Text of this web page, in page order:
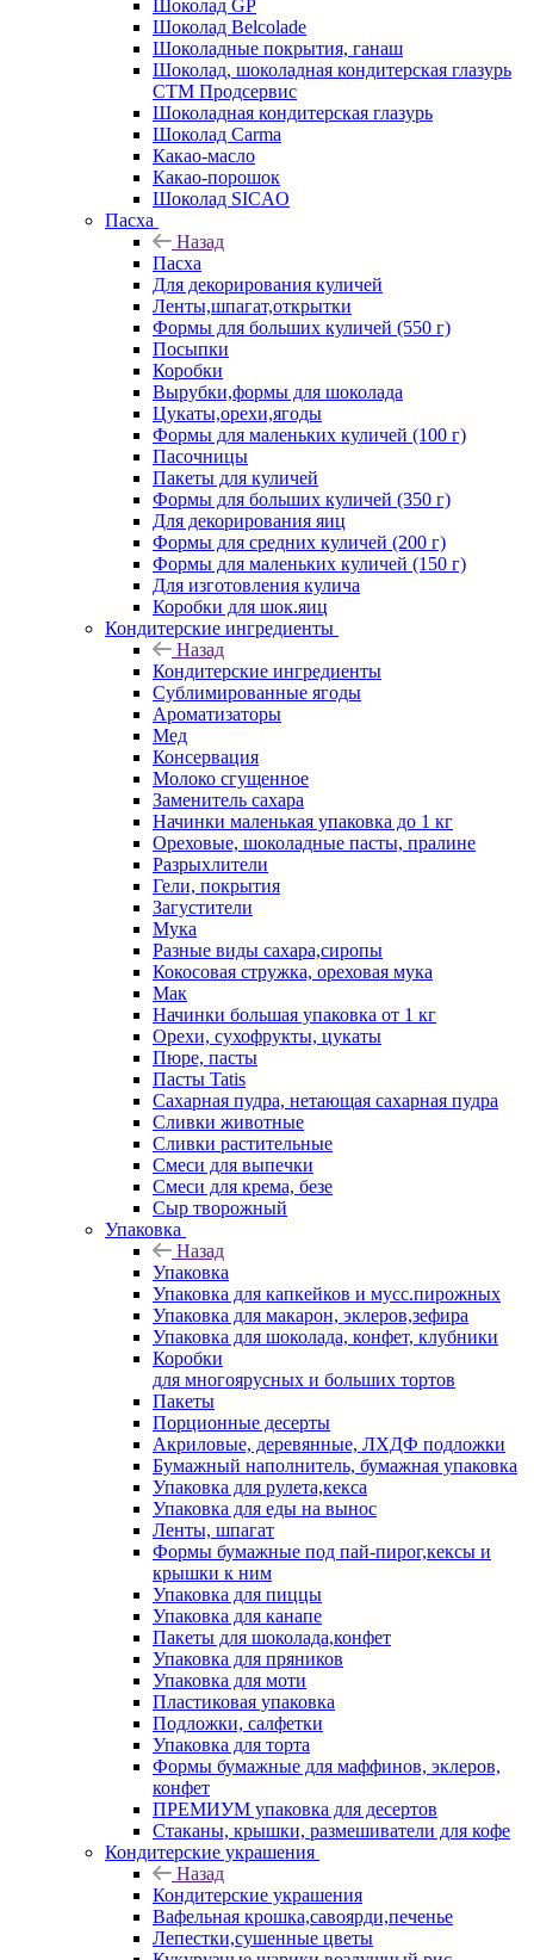
Шоколад GP
Шоколад Belcolade
Шоколадные покрытия, ганаш
Шоколад, шоколадная кондитерская глазурь
СТМ Продсервис
Шоколадная кондитерская глазурь
Шоколад Carma
Какао-масло
Какао-порошок
Шоколад SICAO
Пасха
Назад
Пасха
Для декорирования куличей
Ленты,шпагат,открытки
Формы для больших куличей (550 г)
Посыпки
Коробки
Вырубки,формы для шоколада
Цукаты,орехи,ягоды
Формы для маленьких куличей (100 г)
Пасочницы
Пакеты для куличей
Формы для больших куличей (350 г)
Для декорирования яиц
Формы для средних куличей (200 г)
Формы для маленьких куличей (150 г)
Для изготовления кулича
Коробки для шок.яиц
Кондитерские ингредиенты
Назад
Кондитерские ингредиенты
Сублимированные ягоды
Ароматизаторы
Мед
Консервация
Молоко сгущенное
Заменитель сахара
Начинки маленькая упаковка до 1 кг
Ореховые, шоколадные пасты, пралине
Разрыхлители
Гели, покрытия
Загустители
Мука
Разные виды сахара,сиропы
Кокосовая стружка, ореховая мука
Мак
Начинки большая упаковка от 1 кг
Орехи, сухофрукты, цукаты
Пюре, пасты
Пасты Tatis
Сахарная пудра, нетающая сахарная пудра
Сливки животные
Сливки растительные
Смеси для выпечки
Смеси для крема, безе
Сыр творожный
Упаковка
Назад
Упаковка
Упаковка для капкейков и мусс.пирожных
Упаковка для макарон, эклеров,зефира
Упаковка для шоколада, конфет, клубники
Коробки
для многоярусных и больших тортов
Пакеты
Порционные десерты
Акриловые, деревянные, ЛХДФ подложки
Бумажный наполнитель, бумажная упаковка
Упаковка для рулета,кекса
Упаковка для еды на вынос
Ленты, шпагат
Формы бумажные под пай-пирог,кексы и
крышки к ним
Упаковка для пиццы
Упаковка для канапе
Пакеты для шоколада,конфет
Упаковка для пряников
Упаковка для моти
Пластиковая упаковка
Подложки, салфетки
Упаковка для торта
Формы бумажные для маффинов, эклеров,
конфет
ПРЕМИУМ упаковка для десертов
Стаканы, крышки, размешиватели для кофе
Кондитерские украшения
Назад
Кондитерские украшения
Вафельная крошка,савоярди,печенье
Лепестки,сушенные цветы